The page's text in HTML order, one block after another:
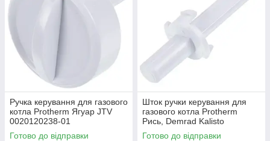
Ручка керування для газового
котла Protherm Ягуар JTV
0020120238-01
Готово до відправки
Шток ручки керування для
газового котла Protherm
Рись, Demrad Kalisto
D003200089-01
Готово до відправки